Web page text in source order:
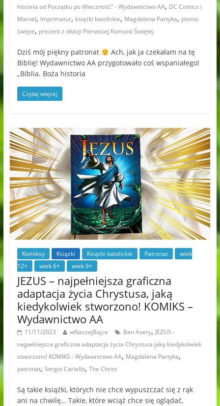
historia od Początku po Wieczność" - Wydawnictwo AA, DC Comics i
Marvel, Imprimatur, książki katolickie, Magdalena Partyka, pismo
święte, prezent z okazji Pierwszej Komunii Świętej
Dziś mój piękny patronat
Ach, jak ja czekałam na tę
Biblię! Wydawnictwo AA przygotowało coś wspaniałego!
„Biblia. Boża historia
Czytaj więcej
Komiksy Książki Książki katolickie Patronat
wiek
12+
wiek 6+ wiek 9+
JEZUS – najpełniejsza graficzna
adaptacja życia Chrystusa, jaką
kiedykolwiek stworzono! KOMIKS –
Wydawnictwo AA
11/11/2023 wNaszejBajce Ben Avery, JEZUS -
najpełniejsza graficzna adaptacja życia Chrystusa jaką kiedykolwiek
stworzono! KOMIKS - Wydawnictwo AA, Magdalena Partyka,
patronat, Sergio Cariello, The Christ
Są takie książki, których nie chce wypuszczać się z rąk
ani na chwilę… Takie, które wciąż chce się oglądać,